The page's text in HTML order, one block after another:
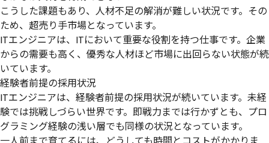
こうした課題もあり、人材不足の解消が難しい状況です。その
ため、超売り手市場となっています。
ITエンジニアは、ITにおいて重要な役割を持つ仕事です。企業
からの需要も高く、優秀な人材ほど市場に出回らない状態が続
いています。
経験者前提の採用状況
ITエンジニアは、経験者前提の採用状況が続いています。未経
験では挑戦しづらい世界です。即戦力までは行かずとも、プロ
グラミング経験の浅い層でも同様の状況となっています。